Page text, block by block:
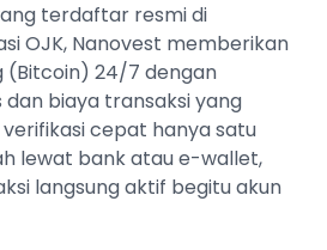
terdaftar resmi di
OJK, Nanovest memberikan
(Bitcoin) 24/7 dengan
biaya transaksi yang
cepat hanya satu
lewat bank atau e-wallet,
langsung aktif begitu akun